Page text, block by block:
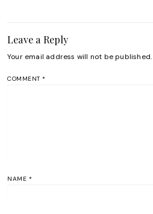
Leave a Reply
Your email address will not be published.
COMMENT *
NAME *